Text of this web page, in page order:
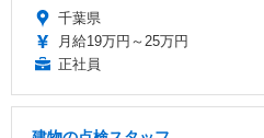
千葉県
月給19万円～25万円
正社員